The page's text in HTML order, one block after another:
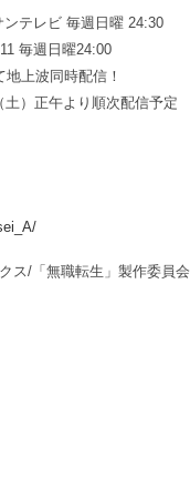
テレビ 毎週日曜 24:30
毎週日曜24:00
上波同時配信！
）正午より順次配信予定
ス/「無職転生」製作委員会